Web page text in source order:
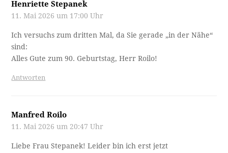
Henriette Stepanek
11. Mai 2026 um 17:00 Uhr
Ich versuchs zum dritten Mal, da Sie gerade „in der Nähe“
sind:
Alles Gute zum 90. Geburtstag, Herr Roilo!
Antworten
Manfred Roilo
11. Mai 2026 um 20:47 Uhr
Liebe Frau Stepanek! Leider bin ich erst jetzt